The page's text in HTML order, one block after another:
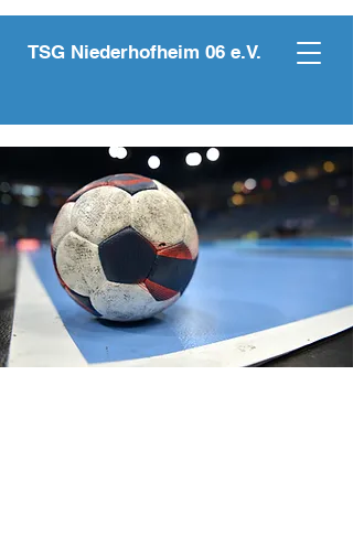
TSG Niederhofheim 06 e.V.